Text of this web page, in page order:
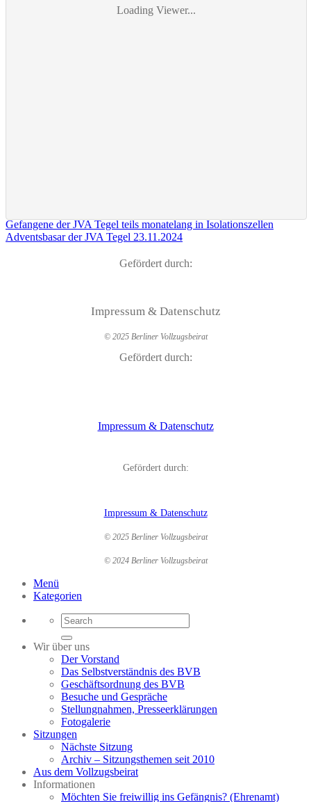
Loading Viewer...
Gefangene der JVA Tegel teils monatelang in Isolationszellen
Adventsbasar der JVA Tegel 23.11.2024
Gefördert durch:
Impressum & Datenschutz
© 2025 Berliner Vollzugsbeirat
Gefördert durch:
Impressum & Datenschutz
Gefördert durch:
Impressum & Datenschutz
© 2025 Berliner Vollzugsbeirat
© 2024 Berliner Vollzugsbeirat
Menü
Kategorien
Wir über uns
Der Vorstand
Das Selbstverständnis des BVB
Geschäftsordnung des BVB
Besuche und Gespräche
Stellungnahmen, Presseerklärungen
Fotogalerie
Sitzungen
Nächste Sitzung
Archiv – Sitzungsthemen seit 2010
Aus dem Vollzugsbeirat
Informationen
Möchten Sie freiwillig ins Gefängnis? (Ehrenamt)